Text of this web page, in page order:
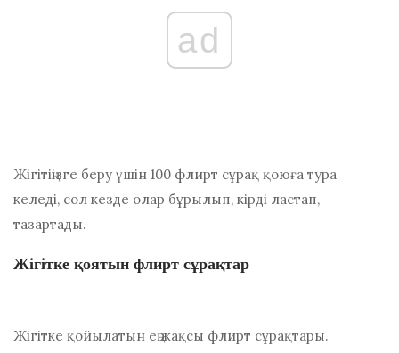
ad
Жігітіңізге беру үшін 100 флирт сұрақ қоюға тура
келеді, сол кезде олар бұрылып, кірді ластап,
тазартады.
Жігітке қоятын флирт сұрақтар
Жігітке қойылатын ең жақсы флирт сұрақтары.